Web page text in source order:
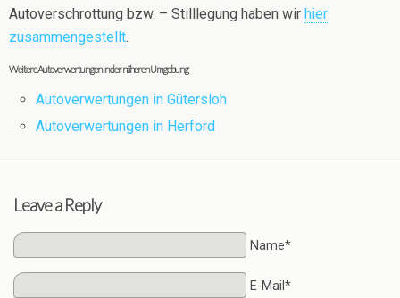
Autoverschrottung bzw. – Stilllegung haben wir hier
zusammengestellt.
Weitere Autoverwertungen in der näheren Umgebung
Autoverwertungen in Gütersloh
Autoverwertungen in Herford
Leave a Reply
Name*
E-Mail*